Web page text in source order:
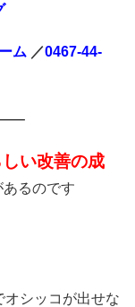
ム ／0467-44-
い改善の成
るのです
シッコが出せな